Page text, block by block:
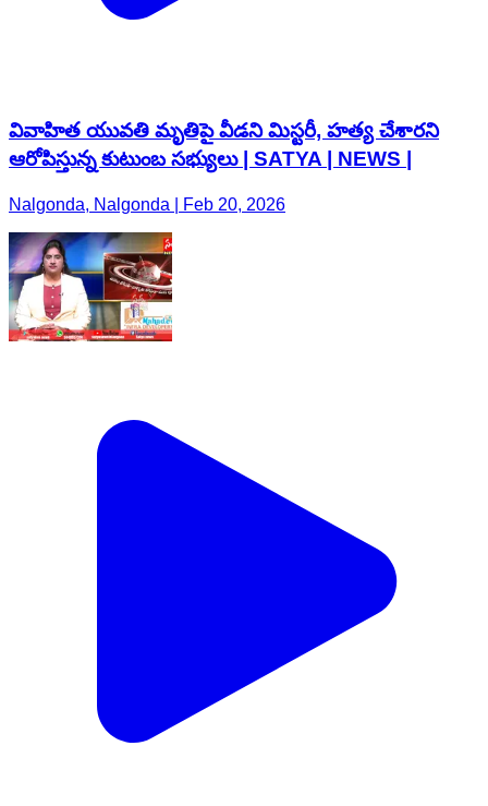
వివాహిత యువతి మృతిపై వీడని మిస్టరీ, హత్య చేశారని
ఆరోపిస్తున్న కుటుంబ సభ్యులు | SATYA | NEWS |
Nalgonda, Nalgonda | Feb 20, 2026